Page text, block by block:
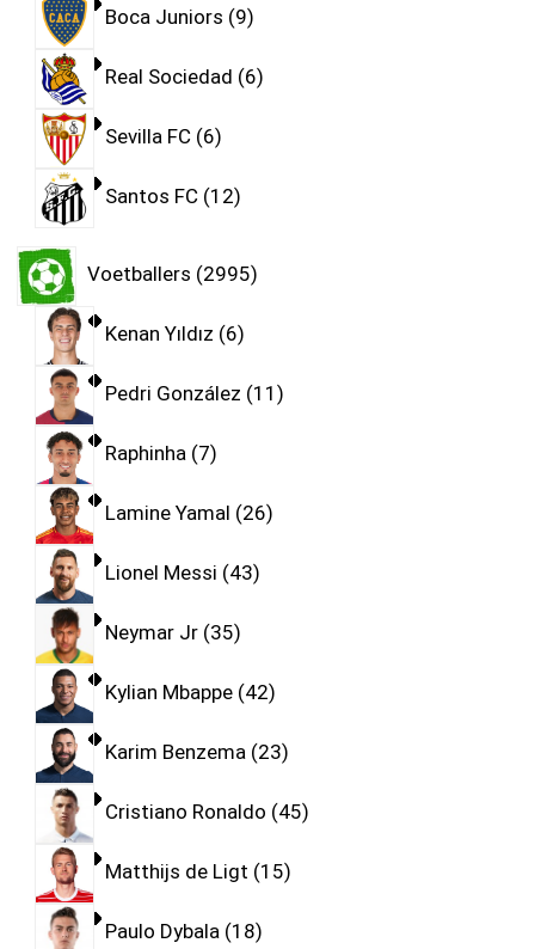
Boca Juniors 9
Real Sociedad 6
Sevilla FC 6
Santos FC 12
Voetballers 2995
Kenan Yıldız 6
Pedri González 11
Raphinha 7
Lamine Yamal 26
Lionel Messi 43
Neymar Jr 35
Kylian Mbappe 42
Karim Benzema 23
Cristiano Ronaldo 45
Matthijs de Ligt 15
Paulo Dybala 18